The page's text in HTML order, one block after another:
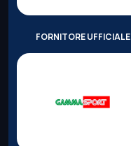
FORNITORE UFFICIALE